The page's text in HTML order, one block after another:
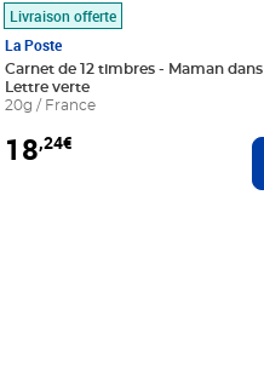
au panier
Livraison offerte
La Poste
Carnet de 12 timbres - Maman
Lettre verte
20g / France
18,24€